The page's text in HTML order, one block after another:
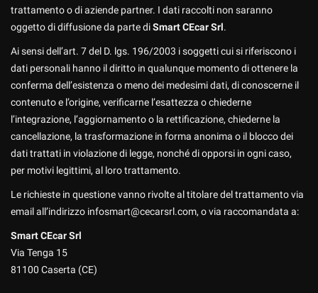
trattamento o di aziende partner. I dati raccolti non saranno
oggetto di diffusione da parte diSmart CEcar Srl.
Ai sensi dell’art. 7 del D. lgs. 196/2003 i soggetti cui si riferiscono i
dati personali hanno il diritto in qualunque momento di ottenere la
conferma dell’esistenza o meno dei medesimi dati, di conoscerne il
contenuto e l’origine, verificarne l’esattezza o chiederne
l’integrazione, l’aggiornamento o la rettificazione, chiederne la
cancellazione, la trasformazione in forma anonima o il blocco dei
dati trattati in violazione di legge, nonché di opporsi in ogni caso,
per motivi legittimi, al loro trattamento.
Le richieste in questione vanno rivolte al titolare del trattamento via
email all’indirizzo infosmart@cecarsrl.com, o via raccomandata a:
Smart CEcar Srl
Via Tenga 15
81100 Caserta (CE)